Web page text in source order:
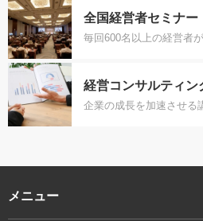
全国経営者セミナー
毎回600名以上の経営者
経営コンサルティン
企業の成長を加速させる
メニュー